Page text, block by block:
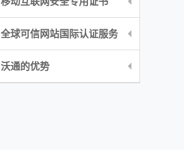
全球可信网站国际认证服务
沃通的优势